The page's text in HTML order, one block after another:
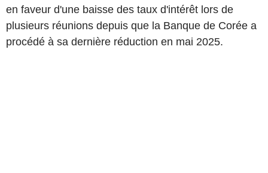
en faveur d'une baisse des taux d'intérêt lors de
plusieurs réunions depuis que la Banque de Corée a
procédé à sa dernière réduction en mai 2025.